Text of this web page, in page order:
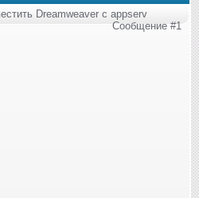
Dreamweaver с appserv
Сообщение #1